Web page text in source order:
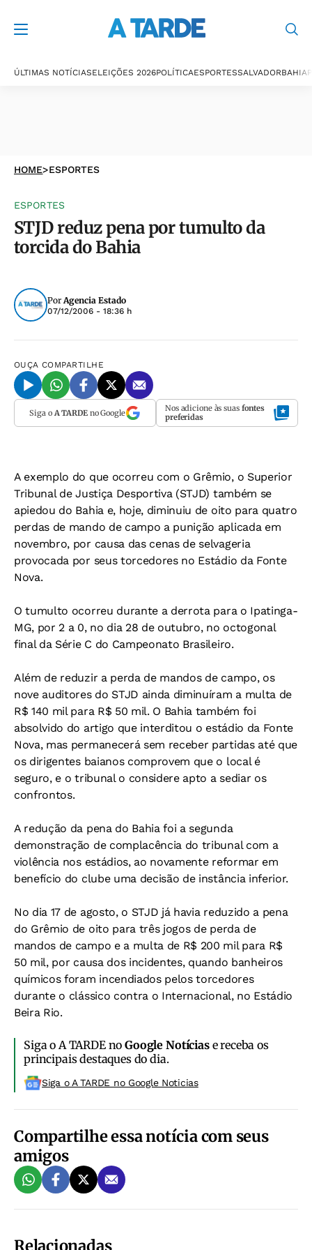
ÚLTIMAS NOTÍCIASELEIÇÕES 2026POLÍTICAESPORTESSALVADORBAHIA
HOME>ESPORTES
ESPORTES
STJD reduz pena por tumulto da
torcida do Bahia
PorAgencia Estado
07/12/2006 - 18:36 h
OUÇA COMPARTILHE
Siga o A TARDEno Google Nos adicione às suas fontes
preferidas
A exemplo do que ocorreu com o Grêmio, o Superior
Tribunal de Justiça Desportiva (STJD) também se
apiedou do Bahia e, hoje, diminuiu de oito para quatro
perdas de mando de campo a punição aplicada em
novembro, por causa das cenas de selvageria
provocada por seus torcedores no Estádio da Fonte
Nova.
O tumulto ocorreu durante a derrota para o Ipatinga-
MG, por 2 a 0, no dia 28 de outubro, no octogonal
final da Série C do Campeonato Brasileiro.
Além de reduzir a perda de mandos de campo, os
nove auditores do STJD ainda diminuíram a multa de
R$ 140 mil para R$ 50 mil. O Bahia também foi
absolvido do artigo que interditou o estádio da Fonte
Nova, mas permanecerá sem receber partidas até que
os dirigentes baianos comprovem que o local é
seguro, e o tribunal o considere apto a sediar os
confrontos.
A redução da pena do Bahia foi a segunda
demonstração de complacência do tribunal com a
violência nos estádios, ao novamente reformar em
benefício do clube uma decisão de instância inferior.
No dia 17 de agosto, o STJD já havia reduzido a pena
do Grêmio de oito para três jogos de perda de
mandos de campo e a multa de R$ 200 mil para R$
50 mil, por causa dos incidentes, quando banheiros
químicos foram incendiados pelos torcedores
durante o clássico contra o Internacional, no Estádio
Beira Rio.
Siga o A TARDE noGoogle Notíciase receba os
principais destaques do dia.
Siga o A TARDE no Google Noticias
Compartilhe essa notícia com seus
amigos
Relacionadas